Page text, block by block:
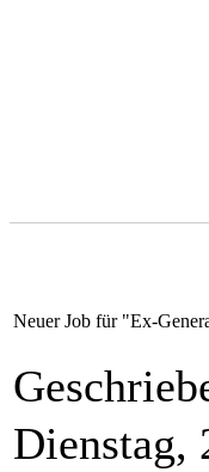
Neuer Job für "Ex-
Dienstag,